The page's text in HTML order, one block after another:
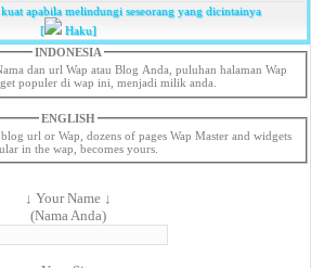
apabila melindungi seseorang yang dicintainya
[
Haku]
INDONESIA
dan url Wap atau Blog Anda, puluhan halaman Wap
populer di wap ini, menjadi milik anda.
ENGLISH
url or Wap, dozens of pages Wap Master and widgets
in the wap, becomes yours.
↓ Your Name ↓
(Nama Anda)